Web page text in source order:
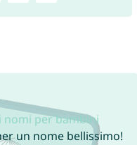
nomi per bambini
un nome bellissimo!